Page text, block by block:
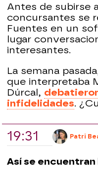
Antes de subirse
concursantes se
Fuentes en un
lugar
interesantes.
La semana
que interpretaba
Dúrcal,
infidelidades.
19:31 Patri
Así se